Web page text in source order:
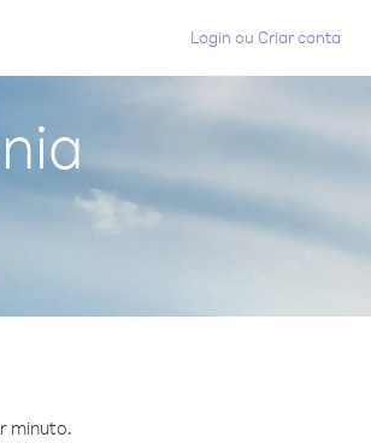
Login ou Criar conta
minuto.